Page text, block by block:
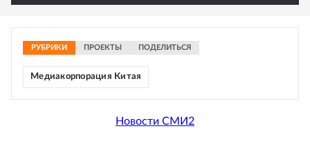
РУБРИКИ ПРОЕКТЫ ПОДЕЛИТЬСЯ
Медиакорпорация Китая
Новости СМИ2